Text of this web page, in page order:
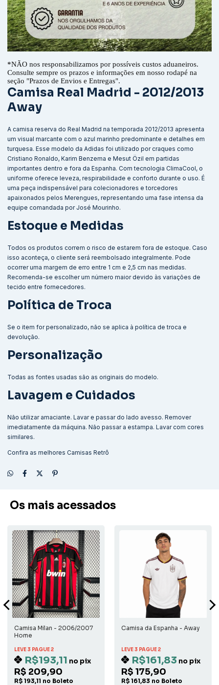
*NÃO nos responsabilizamos por possíveis custos aduaneiros.
Consulte sempre os prazos e informações em nosso rodapé na
seção "Prazos de Envios e Entregas".
Camisa Real Madrid - 2012/2013
Away
A camisa reserva do Real Madrid na temporada 2012/2013 apresenta
um visual marcante com o azul marinho predominante e detalhes em
turquesa. Esse modelo da Adidas foi utilizado por craques como
Cristiano Ronaldo, Karim Benzema e Mesut Özil em partidas
importantes dentro e fora da Espanha. Com tecnologia ClimaCool, o
uniforme oferece leveza, respirabilidade e conforto durante o uso. É
uma peça indispensável para colecionadores e torcedores
apaixonados pelos Merengues, representando uma fase intensa da
equipe comandada por José Mourinho.
Estoque e Medidas
Todos os produtos correm o risco de estarem fora de estoque. Caso
isso aconteça, o cliente será reembolsado integralmente. Pode
ocorrer uma margem de erro entre 1 cm e 2,5 cm nas medidas.
Recomenda-se escolher um número maior devido às variações de
tecido entre fornecedores.
Política de Troca
Se o item for personalizado, não se aplica à política de troca e
devolução.
Personalização
Todas as fontes usadas são as originais do modelo.
Lavagem e Cuidados
Não utilizar amaciante. Lavar e passar do lado avesso. Remover
imediatamente da máquina. Não passar a estampa. Lavar com cores
similares.
Confira as melhores Camisas Retrô
Os mais acessados
Camisa Milan - 2006/2007
Home
LEVE 3 PAGUE 2
R$193,11 no pix
R$ 209,90
R$ 193,11 no Boleto
Camisa da Espanha - Away
LEVE 3 PAGUE 2
R$161,83 no pix
R$ 175,90
R$ 161,83 no Boleto